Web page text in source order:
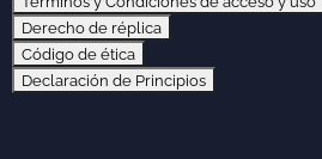
Derecho de réplica
Código de ética
Declaración de Principios